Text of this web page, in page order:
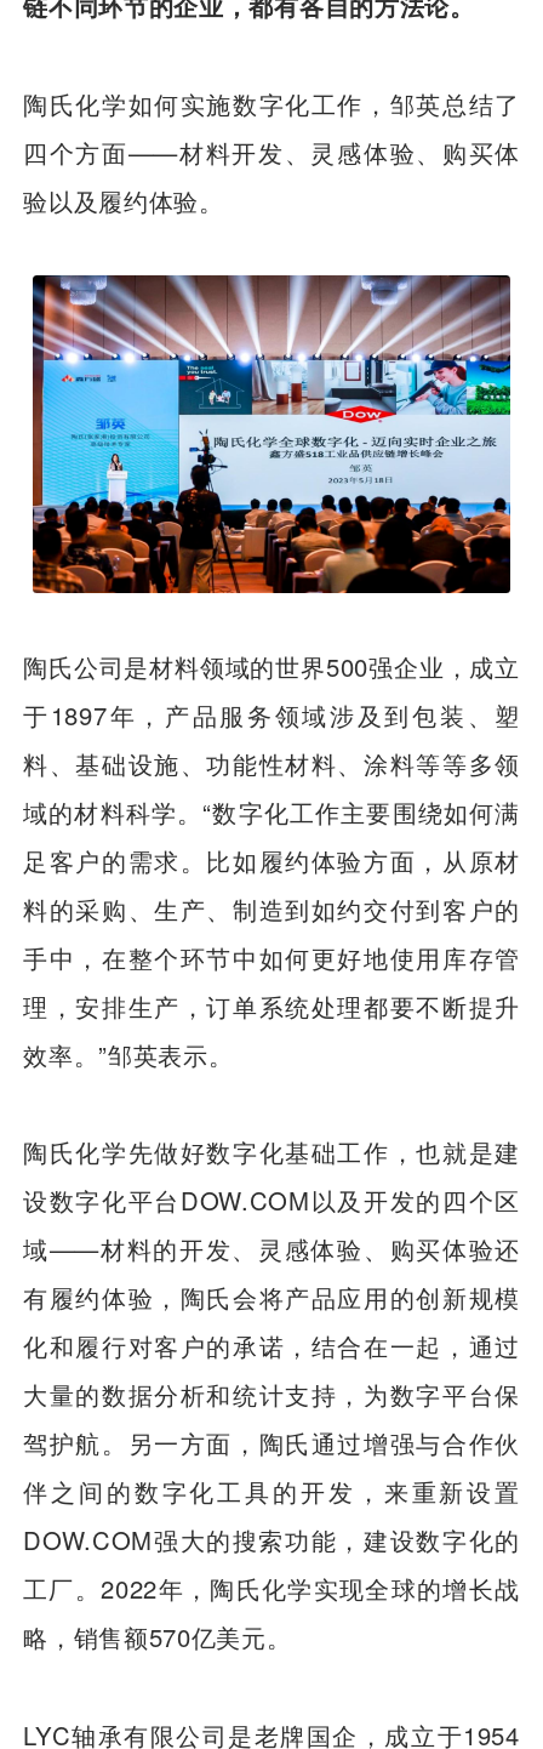
陶氏化学如何实施数字化工作，邹英总结了
四个方面——材料开发、灵感体验、购买体
验以及履约体验。
陶氏公司是材料领域的世界500强企业，成立
于1897年，产品服务领域涉及到包装、塑
料、基础设施、功能性材料、涂料等等多领
域的材料科学。“数字化工作主要围绕如何满
足客户的需求。比如履约体验方面，从原材
料的采购、生产、制造到如约交付到客户的
手中，在整个环节中如何更好地使用库存管
理，安排生产，订单系统处理都要不断提升
效率。”邹英表示。
陶氏化学先做好数字化基础工作，也就是建
设数字化平台DOW.COM以及开发的四个区
域——材料的开发、灵感体验、购买体验还
有履约体验，陶氏会将产品应用的创新规模
化和履行对客户的承诺，结合在一起，通过
大量的数据分析和统计支持，为数字平台保
驾护航。另一方面，陶氏通过增强与合作伙
伴之间的数字化工具的开发，来重新设置
DOW.COM强大的搜索功能，建设数字化的
工厂。2022年，陶氏化学实现全球的增长战
略，销售额570亿美元。
LYC轴承有限公司是老牌国企，成立于1954